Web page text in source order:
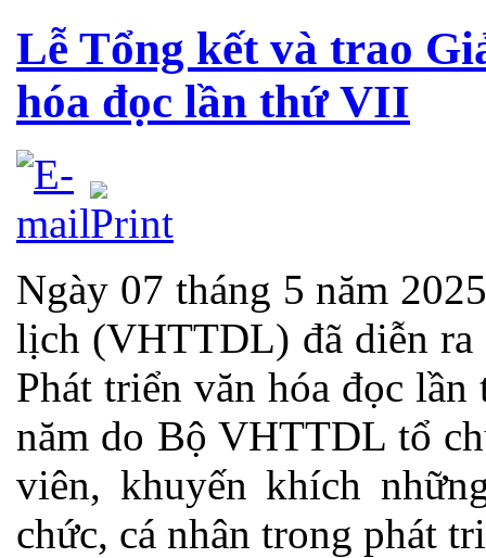
Lễ Tổng kết và trao
hóa đọc lần thứ VII
Ngày 07 tháng 5 năm
lịch (VHTTDL) đã diễn ra
Phát triển văn hóa đọc
năm do Bộ VHTTDL tổ
viên, khuyến khích
chức, cá nhân trong phát